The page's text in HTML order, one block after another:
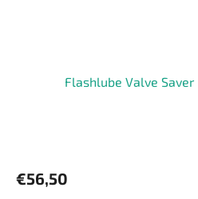
Flashlube Valve
€56,50